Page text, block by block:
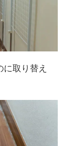
取り替え